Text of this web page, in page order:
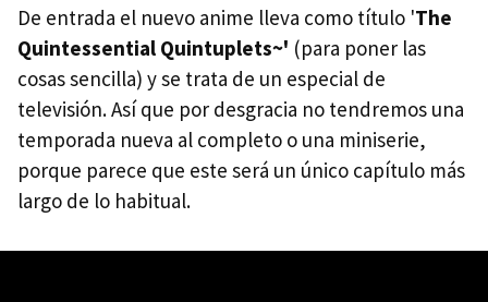
De entrada el nuevo anime lleva como título 'The
Quintessential Quintuplets~' (para poner las
cosas sencilla) y se trata de un especial de
televisión. Así que por desgracia no tendremos una
temporada nueva al completo o una miniserie,
porque parece que este será un único capítulo más
largo de lo habitual.